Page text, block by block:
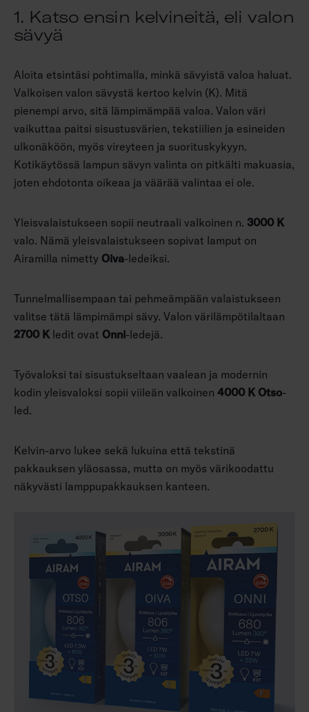
1. Katso ensin kelvineitä, eli valon
sävyä
Aloita etsintäsi pohtimalla, minkä sävyistä valoa haluat.
Valkoisen valon sävystä kertoo kelvin (K). Mitä
pienempi arvo, sitä lämpimämpää valoa. Valon väri
vaikuttaa paitsi sisustusvärien, tekstiilien ja esineiden
ulkonäköön, myös vireyteen ja suorituskykyyn.
Kotikäytössä lampun sävyn valinta on pitkälti makuasia,
joten ehdotonta oikeaa ja väärää valintaa ei ole.
Yleisvalaistukseen sopii neutraali valkoinen n. 3000 K
valo. Nämä yleisvalaistukseen sopivat lamput on
Airamilla nimetty Oiva-ledeiksi.
Tunnelmallisempaan tai pehmeämpään valaistukseen
valitse tätä lämpimämpi sävy. Valon värilämpötilaltaan
2700 K ledit ovat Onni-ledejä.
Työvaloksi tai sisustukseltaan vaalean ja modernin
kodin yleisvaloksi sopii viileän valkoinen 4000 K Otso-
led.
Kelvin-arvo lukee sekä lukuina että tekstinä
pakkauksen yläosassa, mutta on myös värikoodattu
näkyvästi lamppupakkauksen kanteen.